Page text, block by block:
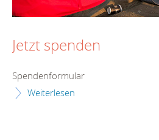
Jetzt spenden
Spendenformular
Weiterlesen